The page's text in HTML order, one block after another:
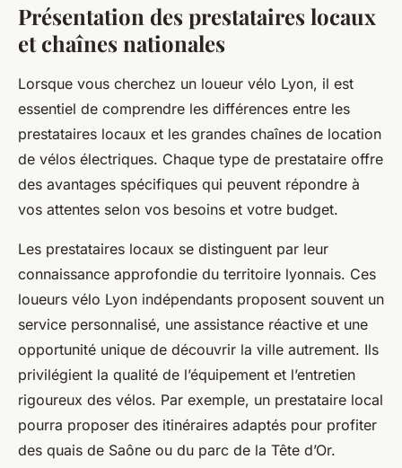
Présentation des prestataires locaux
et chaînes nationales
Lorsque vous cherchez un loueur vélo Lyon, il est
essentiel de comprendre les différences entre les
prestataires locaux et les grandes chaînes de location
de vélos électriques. Chaque type de prestataire offre
des avantages spécifiques qui peuvent répondre à
vos attentes selon vos besoins et votre budget.
Les prestataires locaux se distinguent par leur
connaissance approfondie du territoire lyonnais. Ces
loueurs vélo Lyon indépendants proposent souvent un
service personnalisé, une assistance réactive et une
opportunité unique de découvrir la ville autrement. Ils
privilégient la qualité de l’équipement et l’entretien
rigoureux des vélos. Par exemple, un prestataire local
pourra proposer des itinéraires adaptés pour profiter
des quais de Saône ou du parc de la Tête d’Or.